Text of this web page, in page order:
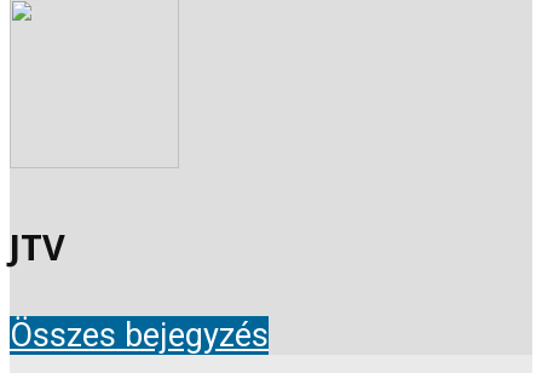
JTV
Összes bejegyzés